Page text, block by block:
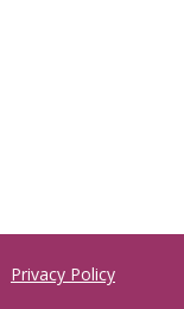
Privacy Policy